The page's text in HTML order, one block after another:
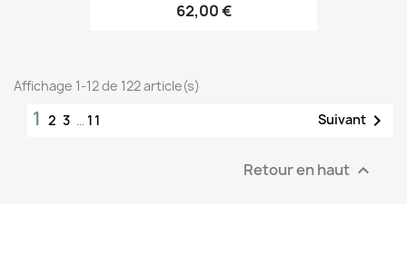
62,00 €
Affichage 1-12 de 122 article(s)
1 2 3 … 11 Suivant 
Retour en haut 